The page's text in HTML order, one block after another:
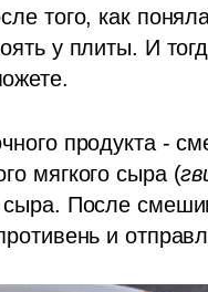
того, как
у плиты. И
продукта -
мягкого сыра (
После
и